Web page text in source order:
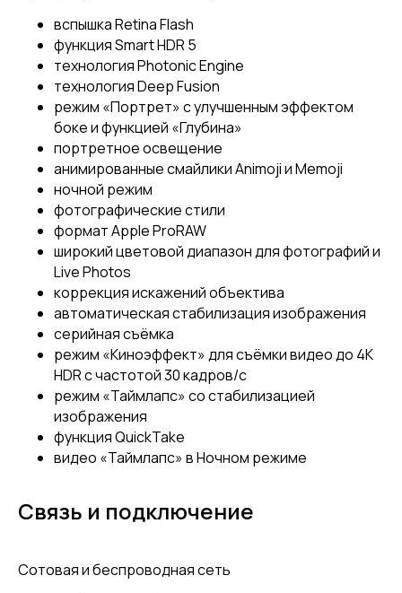
вспышка Retina Flash
функция Smart HDR 5
технология Photonic Engine
технология Deep Fusion
режим «Портрет» с улучшенным эффектом
боке и функцией «Глубина»
портретное освещение
анимированные смайлики Animoji и Memoji
ночной режим
фотографические стили
формат Apple ProRAW
широкий цветовой диапазон для фотографий и
Live Photos
коррекция искажений объектива
автоматическая стабилизация изображения
серийная съëмка
режим «Киноэффект» для съёмки видео до 4K
HDR с частотой 30 кадров/с
режим «Таймлапс» со стабилизацией
изображения
функция QuickTake
видео «Таймлапс» в Ночном режиме
Связь и подключение
Сотовая и беспроводная сеть